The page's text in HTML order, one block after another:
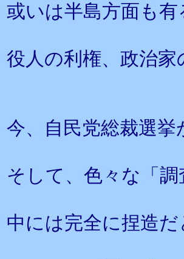
或いは半島方面も
役人の利権、政治
今、自民党総裁選
そして、色々な「
中には完全に捏造